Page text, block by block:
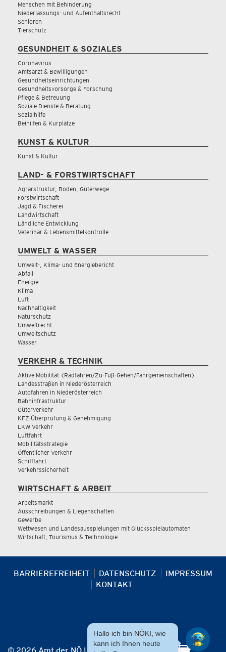
Menschen mit Behinderung
Niederlassungs- und Aufenthaltsrecht
Senioren
Tierschutz
GESUNDHEIT & SOZIALES
Coronavirus
Amtsarzt & Bewilligungen
Gesundheitseinrichtungen
Gesundheitsvorsorge & Forschung
Pflege & Betreuung
Soziale Dienste & Beratung
Sozialhilfe
Beihilfen & Kurplätze
KUNST & KULTUR
Kunst & Kultur
LAND- & FORSTWIRTSCHAFT
Agrarstruktur, Boden, Güterwege
Forstwirtschaft
Jagd & Fischerei
Landwirtschaft
Ländliche Entwicklung
Veterinär & Lebensmittelkontrolle
UMWELT & WASSER
Umwelt-, Klima- und Energiebericht
Abfall
Energie
Klima
Luft
Nachhaltigkeit
Naturschutz
Umweltrecht
Umweltschutz
Wasser
VERKEHR & TECHNIK
Aktive Mobilität (Radfahren/Zu-Fuß-Gehen/Fahrgemeinschaften)
Landesstraßen in Niederösterreich
Autofahren in Niederösterreich
Bahninfrastruktur
Güterverkehr
KFZ-Überprüfung & Genehmigung
LKW Verkehr
Luftfahrt
Mobilitätsstrategie
Öffentlicher Verkehr
Schifffahrt
Verkehrssicherheit
WIRTSCHAFT & ARBEIT
Arbeitsmarkt
Ausschreibungen & Liegenschaften
Gewerbe
Wettwesen und Landesausspielungen mit Glücksspielautomaten
Wirtschaft, Tourismus & Technologie
BARRIEREFREIHEIT DATENSCHUTZ
IMPRESSUM
KONTAKT
Hallo ich bin NÖKI, wie
kann ich Ihnen heute